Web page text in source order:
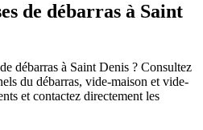
de débarras à Saint
débarras à Saint Denis ? Consultez
du débarras, vide-maison et vide-
et contactez directement les